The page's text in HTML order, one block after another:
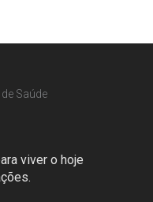
viver o hoje